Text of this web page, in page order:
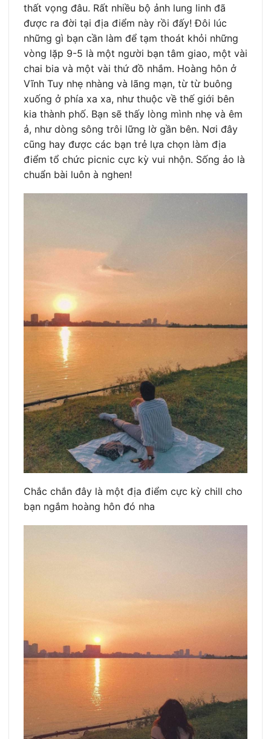
thất vọng đâu. Rất nhiều bộ ảnh lung linh đã
được ra đời tại địa điểm này rồi đấy! Đôi lúc
những gì bạn cần làm để tạm thoát khỏi những
vòng lặp 9-5 là một người bạn tâm giao, một vài
chai bia và một vài thứ đồ nhắm. Hoàng hôn ở
Vĩnh Tuy nhẹ nhàng và lãng mạn, từ từ buông
xuống ở phía xa xa, như thuộc về thế giới bên
kia thành phố. Bạn sẽ thấy lòng mình nhẹ và êm
ả, như dòng sông trôi lững lờ gần bên. Nơi đây
cũng hay được các bạn trẻ lựa chọn làm địa
điểm tổ chức picnic cực kỳ vui nhộn. Sống ảo là
chuẩn bài luôn à nghen!
Chắc chắn đây là một địa điểm cực kỳ chill cho
bạn ngắm hoàng hôn đó nha